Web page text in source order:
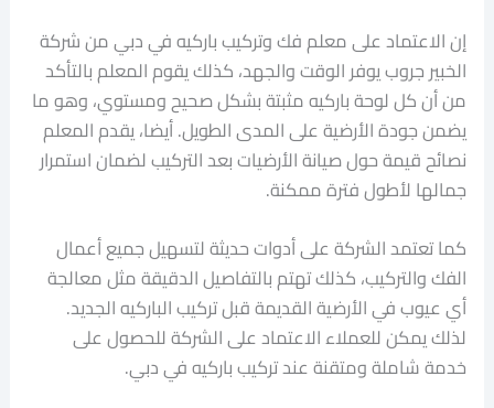
إن الاعتماد على معلم فك وتركيب باركيه في دبي من شركة
الخبير جروب يوفر الوقت والجهد، كذلك يقوم المعلم بالتأكد
من أن كل لوحة باركيه مثبتة بشكل صحيح ومستوي، وهو ما
يضمن جودة الأرضية على المدى الطويل. أيضا، يقدم المعلم
نصائح قيمة حول صيانة الأرضيات بعد التركيب لضمان استمرار
جمالها لأطول فترة ممكنة.
كما تعتمد الشركة على أدوات حديثة لتسهيل جميع أعمال
الفك والتركيب، كذلك تهتم بالتفاصيل الدقيقة مثل معالجة
أي عيوب في الأرضية القديمة قبل تركيب الباركيه الجديد.
لذلك يمكن للعملاء الاعتماد على الشركة للحصول على
خدمة شاملة ومتقنة عند تركيب باركيه في دبي.